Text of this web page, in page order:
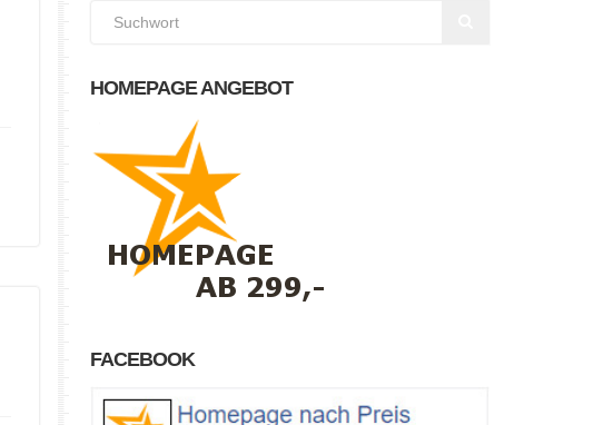
HOMEPAGE ANGEBOT
FACEBOOK